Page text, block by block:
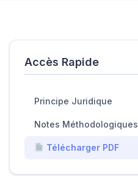
Accès Rapide
Principe Juridique
Notes Méthodologiques
Télécharger PDF